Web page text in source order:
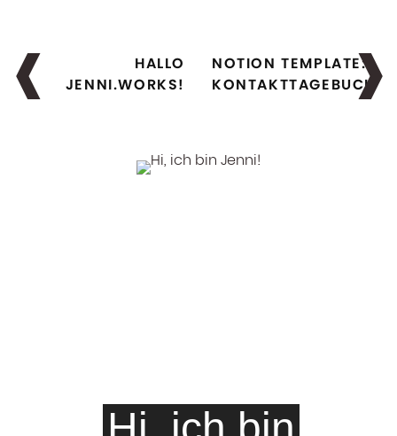
HALLO
JENNI.WORKS!
NOTION TEMPLATE:
KONTAKTTAGEBUCH